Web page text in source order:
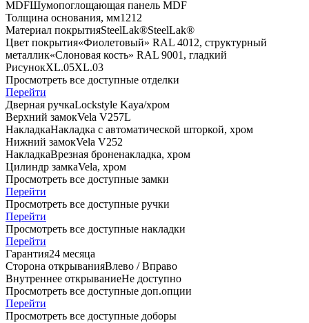
MDFШумопоглощающая панель MDF
Толщина основания, мм1212
Материал покрытияSteelLak®SteelLak®
Цвет покрытия«Фиолетовый» RAL 4012, структурный
металлик«Слоновая кость» RAL 9001, гладкий
РисунокXL.05XL.03
Просмотреть все доступные отделки
Перейти
Дверная ручкаLockstyle Kaya/хром
Верхний замокVela V257L
НакладкаНакладка с автоматической шторкой, хром
Нижний замокVela V252
НакладкаВрезная броненакладка, хром
Цилиндр замкаVela, хром
Просмотреть все доступные замки
Перейти
Просмотреть все доступные ручки
Перейти
Просмотреть все доступные накладки
Перейти
Гарантия24 месяца
Сторона открыванияВлево / Вправо
Внутреннее открываниеНе доступно
Просмотреть все доступные доп.опции
Перейти
Просмотреть все доступные доборы